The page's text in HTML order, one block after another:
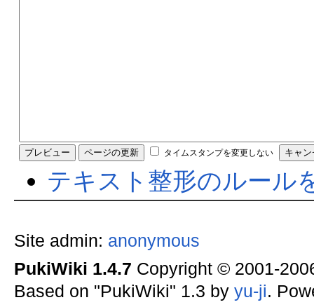
タイムスタンプを変更しない
テキスト整形のルール
Site admin: anonymous
PukiWiki 1.4.7 Copyright © 2001-
Based on "PukiWiki" 1.3 by yu-ji.